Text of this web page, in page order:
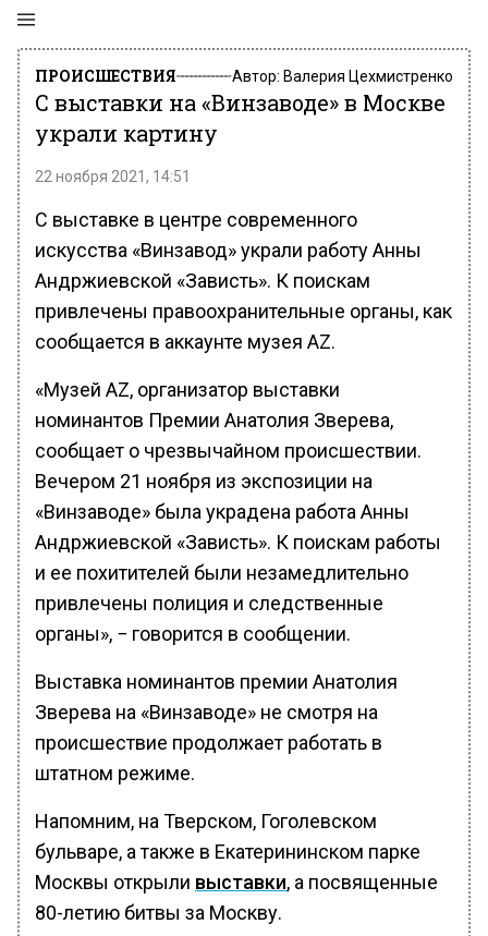
ПРОИСШЕСТВИЯ Автор: Валерия Цехмистренко
С выставки на «Винзаводе» в Москве
украли картину
22 ноября 2021, 14:51
С выставке в центре современного
искусства «Винзавод» украли работу Анны
Андржиевской «Зависть». К поискам
привлечены правоохранительные органы, как
сообщается в аккаунте музея AZ.
«Музей AZ, организатор выставки
номинантов Премии Анатолия Зверева,
сообщает о чрезвычайном происшествии.
Вечером 21 ноября из экспозиции на
«Винзаводе» была украдена работа Анны
Андржиевской «Зависть». К поискам работы
и ее похитителей были незамедлительно
привлечены полиция и следственные
органы», − говорится в сообщении.
Выставка номинантов премии Анатолия
Зверева на «Винзаводе» не смотря на
происшествие продолжает работать в
штатном режиме.
Напомним, на Тверском, Гоголевском
бульваре, а также в Екатерининском парке
Москвы открыли выставки, а посвященные
80-летию битвы за Москву.